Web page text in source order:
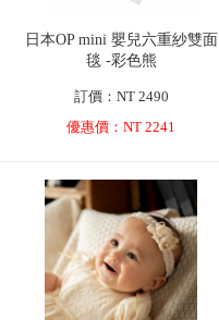
日本OP mini 嬰兒六重紗雙面
毯 -彩色熊
訂價：NT 2490
優惠價：NT 2241